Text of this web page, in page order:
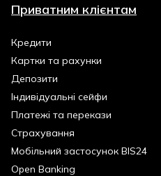
Приватним клієнтам
Кредити
Картки та рахунки
Депозити
Індивідуальні сейфи
Платежі та перекази
Страхування
Мобільний застосунок BIS24
Open Banking